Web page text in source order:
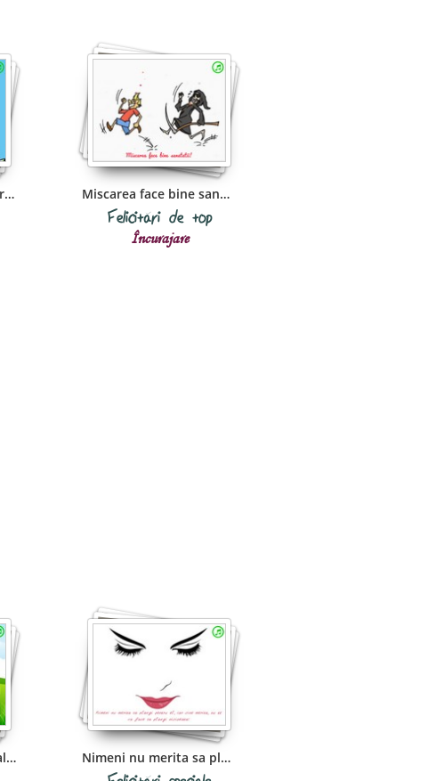
Faptul ca ai cazut nu are nicio Miscarea face bine sanatatii!
Felicitări de top
Încurajare
Uneori ai succes... iar alteori inveti! Nimeni nu merita sa plangi pentru el